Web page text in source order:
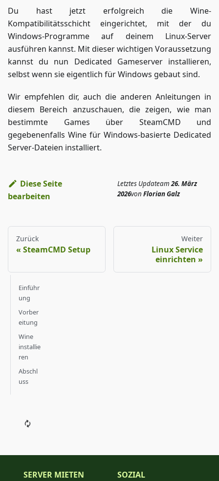
Du hast jetzt erfolgreich die Wine-
Kompatibilitätsschicht eingerichtet, mit der du
Windows-Programme auf deinem Linux-Server
ausführen kannst. Mit dieser wichtigen Voraussetzung
kannst du nun Dedicated Gameserver installieren,
selbst wenn sie eigentlich für Windows gebaut sind.
Wir empfehlen dir, auch die anderen Anleitungen in
diesem Bereich anzuschauen, die zeigen, wie man
bestimmte Games über SteamCMD und
gegebenenfalls Wine für Windows-basierte Dedicated
Server-Dateien installiert.
Diese Seite
bearbeiten
Letztes Updateam26. März
2026von Florian Galz
Zurück
SteamCMD Setup
Weiter
Linux Service
einrichten
Einführ
ung
Vorber
eitung
Wine
installie
ren
Abschl
uss
SERVER MIETEN
SOZIAL